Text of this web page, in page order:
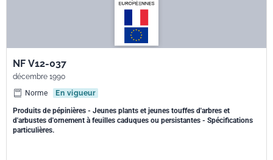
NF V12-037
décembre 1990
Norme
En vigueur
Produits de pépinières - Jeunes plants et jeunes touffes d'arbres et
d'arbustes d'ornement à feuilles caduques ou persistantes - Spécifications
particulières.